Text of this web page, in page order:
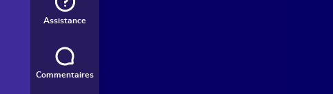
Assistance
Commentaires